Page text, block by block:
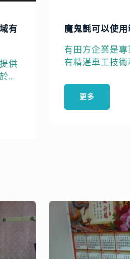
有
供
醫
魔鬼氈可以使
有田方企業是
有精湛車工技術
球客戶信賴選擇
更多